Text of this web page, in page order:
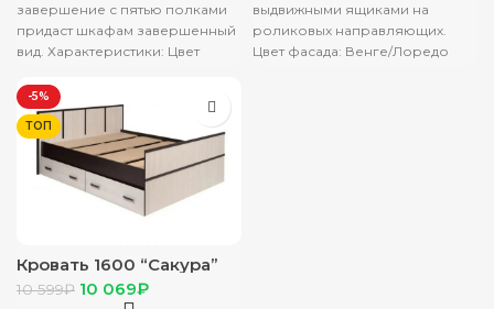
завершение с пятью полками
придаст шкафам завершенный
вид. Характеристики: Цвет
корпуса: Венге Материал
фасада: ЛДСП
выдвижными ящиками на
роликовых направляющих.
Цвет фасада: Венге/Лоредо
-5%
ТОП
Кровать 1600 “Сакура”
LIGHT венге/лоредо (без
подложки)
10 599₽ 10 069₽